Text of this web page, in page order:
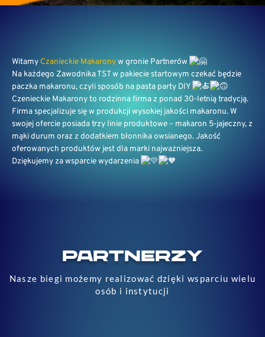
Witamy Czanieckie Makaronyw gronie Partnerów
Na każdego Zawodnika TST w pakiecie startowym czekać będzie
paczka makaronu, czyli sposób na pasta party DIY
Czenieckie Makarony to rodzinna firma z ponad 30-letnią tradycją.
Firma specjalizuje się w produkcji wysokiej jakości makaronu. W
swojej ofercie posiada trzy linie produktowe – makaron 5-jajeczny, z
mąki durum oraz z dodatkiem błonnika owsianego. Jakość
oferowanych produktów jest dla marki najważniejsza.
Dziękujemy za wsparcie wydarzenia
PARTNERZY
Nasze biegi możemy realizować dzięki wsparciu wielu
osób i instytucji